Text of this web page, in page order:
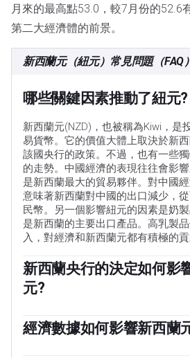
月來的最高點53.0，較7月份的52.6
第二大經濟體的前景。
新西蘭元（紐元）常見問題（FAQ）
哪些關鍵因素推動了紐元?
新西蘭元(NZD)，也被稱為Kiwi，是
易貨幣。它的價值大體上取決於新
該國央行的政策。不過，也有一些
的走勢。中國經濟的表現往往會影
是新西蘭最大的貿易夥伴。對中國
意味著新西蘭對中國的出口減少，
民幣。另一個影響紐元的因素是奶
是新西蘭的主要出口產品。高乳製
入，對經濟和新西蘭元都有積極的貢
新西蘭央行的決定如何影
元?
3%的通貨膨脹率，重點是將其保持
此，銀行設定了一個適當的利率水
經濟數據如何影響新西蘭